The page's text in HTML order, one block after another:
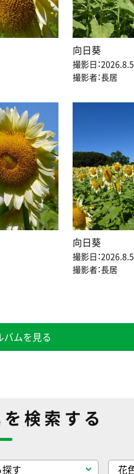
向日葵
撮影日：2026.8.5
撮影者：長居
向日葵
撮影日：2026.8.5
撮影者：長居
バムを見る
検索する